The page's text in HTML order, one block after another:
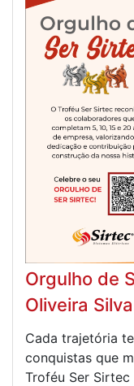
Orgulho de
Oliveira
Cada trajetória
conquistas que
Troféu Ser